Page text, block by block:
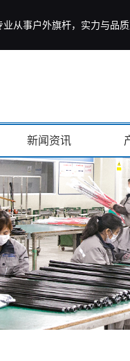
从事户外旗杆，实力与品质
新闻资讯